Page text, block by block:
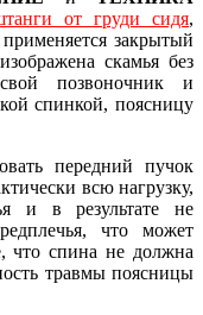
от груди сидя,
закрытый
скамья без
позвоночник и
спинкой, поясницу
передний пучок
всю нагрузку,
и в результате не
что может
что спина не должна
травмы поясницы